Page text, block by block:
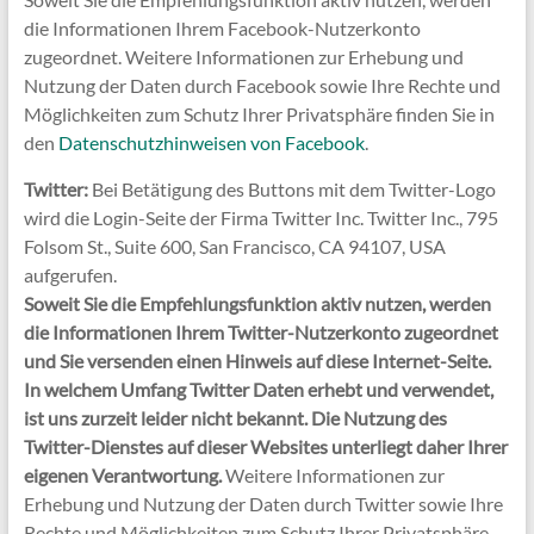
die Informationen Ihrem Facebook-Nutzerkonto
zugeordnet. Weitere Informationen zur Erhebung und
Nutzung der Daten durch Facebook sowie Ihre Rechte und
Möglichkeiten zum Schutz Ihrer Privatsphäre finden Sie in
den Datenschutzhinweisen von Facebook.
Twitter:Bei Betätigung des Buttons mit dem Twitter-Logo
wird die Login-Seite der Firma Twitter Inc. Twitter Inc., 795
Folsom St., Suite 600, San Francisco, CA 94107, USA
aufgerufen.
Soweit Sie die Empfehlungsfunktion aktiv nutzen, werden
die Informationen Ihrem Twitter-Nutzerkonto zugeordnet
und Sie versenden einen Hinweis auf diese Internet-Seite.
In welchem Umfang Twitter Daten erhebt und verwendet,
ist uns zurzeit leider nicht bekannt. Die Nutzung des
Twitter-Dienstes auf dieser Websites unterliegt daher Ihrer
eigenen Verantwortung.Weitere Informationen zur
Erhebung und Nutzung der Daten durch Twitter sowie Ihre